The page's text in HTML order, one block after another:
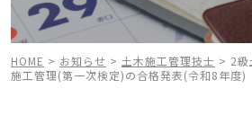
HOME > お知らせ > 土木施工管理技士 > 2級
施工管理(第一次検定)の合格発表(令和8年度)